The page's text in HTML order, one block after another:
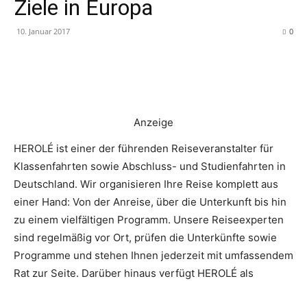
Ziele in Europa
10. Januar 2017 0
Anzeige
HEROLÉ ist einer der führenden Reiseveranstalter für
Klassenfahrten sowie Abschluss- und Studienfahrten in
Deutschland. Wir organisieren Ihre Reise komplett aus
einer Hand: Von der Anreise, über die Unterkunft bis hin
zu einem vielfältigen Programm. Unsere Reiseexperten
sind regelmäßig vor Ort, prüfen die Unterkünfte sowie
Programme und stehen Ihnen jederzeit mit umfassendem
Rat zur Seite. Darüber hinaus verfügt HEROLÉ als